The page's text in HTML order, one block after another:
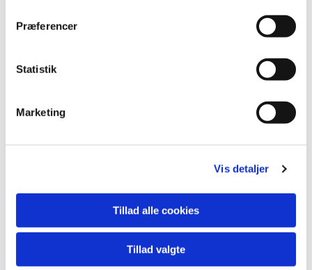
Præferencer
Statistik
Marketing
Vis detaljer
Tillad alle cookies
Tillad valgte